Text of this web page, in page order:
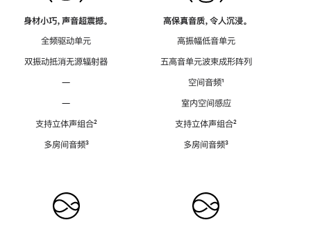
身材小巧，声音超震撼。
全频驱动单元
双振动抵消无源辐射器
—
—
支持立体声组合脚
²
多房间音频脚
³
高保真音质，令人沉浸。
高振幅低音单元
五高音单元波束成形阵列
空间音频脚
¹
室内空间感应
支持立体声组合脚
²
多房间音频脚
³